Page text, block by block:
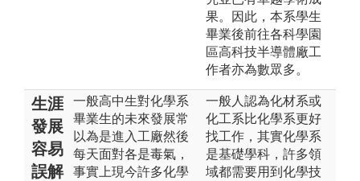
果。因此，本系學生
畢業後前往各科學園
區高科技半導體廠工
作者亦為數眾多。
生涯
發展
容易
誤解
一般高中生對化學系
畢業生的未來發展常
以為是進入工廠然後
每天面對各是毒氣，
事實上現今許多化學
一般人認為化材系或
化工系比化學系更好
找工作，其實化學系
是基礎學科，許多領
域都需要用到化學技